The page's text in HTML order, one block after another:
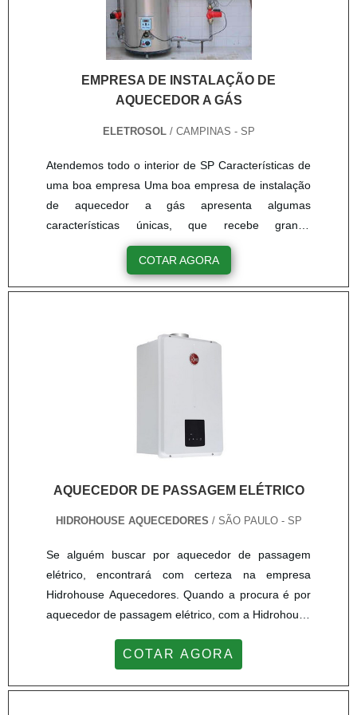
EMPRESA DE INSTALAÇÃO DE
AQUECEDOR A GÁS
ELETROSOL/ CAMPINAS - SP
Atendemos todo o interior de SP Características de
uma boa empresa Uma boa empresa de instalação
de aquecedor a gás apresenta algumas
características únicas, que recebe grande
destaque. Algumas dessas características são:
Instaladora autorizada de grandes marcas de
aquecedor a gás como Rinnai, Komeco, Inova;
segura; Curto prazo de entrega de p....
COTAR AGORA
AQUECEDOR DE PASSAGEM ELÉTRICO
HIDROHOUSE AQUECEDORES / SÃO PAULO - SP
Se alguém buscar por aquecedor de passagem
elétrico, encontrará com certeza na empresa
Hidrohouse Aquecedores. Quando a procura é por
aquecedor de passagem elétrico, com a Hidrohouse
qualidade com pagamento acessível.MAIS
PASSAGEM ELÉTRICOA Hidrohouse Aquecedores
COTAR AGORA